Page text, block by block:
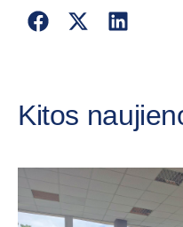
Kitos